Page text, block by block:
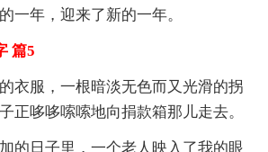
一年，迎来了新的一年。
篇5
衣服，一根暗淡无色而又光滑的拐
正哆哆嗦嗦地向捐款箱那儿走去。
的日子里，一个老人映入了我的眼